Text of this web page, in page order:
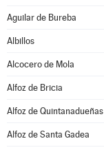
Aguilar de Bureba
Albillos
Alcocero de Mola
Alfoz de Bricia
Alfoz de Quintanadueñas
Alfoz de Santa Gadea